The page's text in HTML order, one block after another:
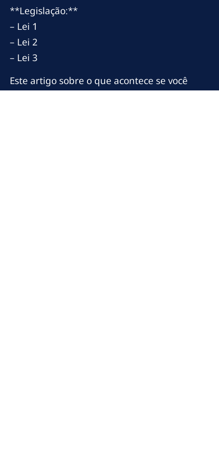
**Legislação:**
– Lei 1
– Lei 2
– Lei 3
Este artigo sobre o que acontece se você